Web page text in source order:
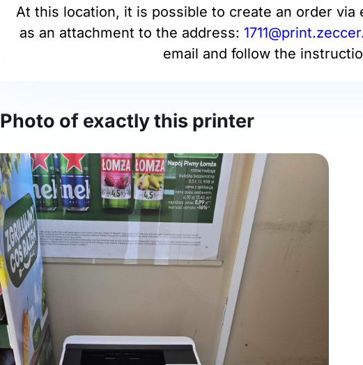
At this location, it is possible to create an order via
as an attachment to the address:
email and follow the
Photo of exactly this printer